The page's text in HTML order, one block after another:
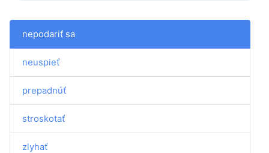
nepodariť sa
neuspieť
prepadnúť
stroskotať
zlyhať